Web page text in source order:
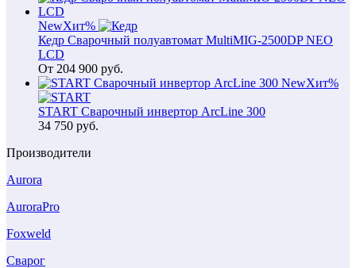
NewХит%
Кедр Сварочный полуавтомат MultiMIG-2500DP NEO
LCD
От 204 900 руб.
NewХит%
START Сварочный инвертор ArcLine 300
34 750 руб.
Производители
Aurora
AuroraPro
Foxweld
Сварог